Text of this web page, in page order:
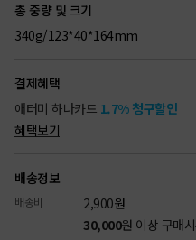
총 중량 및 크기
340g/123*40*164mm
결제혜택
애터미 하나카드 1.7% 청구할인
혜택보기
배송정보
배송비 2,900원
30,000원 이상 구매시